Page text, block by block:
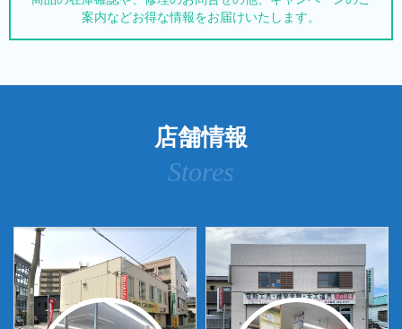
案内などお得な情報をお届けいたします。
店舗情報
Stores